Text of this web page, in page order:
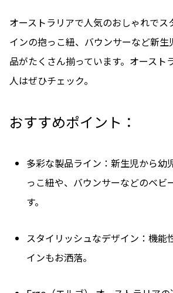
オーストラリアで人気のおしゃれでス
インの抱っこ紐、バウンサーなど新
品がたくさん揃っています。オースト
人はぜひチェック。
おすすめポイント：
多彩な製品ライン：新生児から幼
っこ紐や、バウンサーなどのベビ
す。
スタイリッシュなデザイン：機能
インもお洒落。